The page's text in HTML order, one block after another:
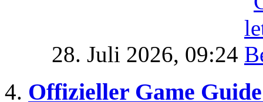
28. Juli 2026, 09:24
Offizieller Game